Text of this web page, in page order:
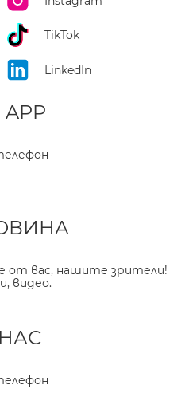
TikTok
LinkedIn
APP
от вас, нашите зрители!
видео.